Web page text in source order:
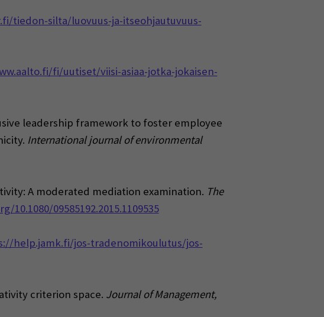
tiedon-silta/luovuus-ja-itseohjautuvuus-
fi/uutiset/viisi-asiaa-jotka-jokaisen-
leadership framework to foster employee
International journal of environmental
A moderated mediation examination. The
10.1080/09585192.2015.1109535
help.jamk.fi/jos-tradenomikoulutus/jos-
criterion space. Journal of Management,